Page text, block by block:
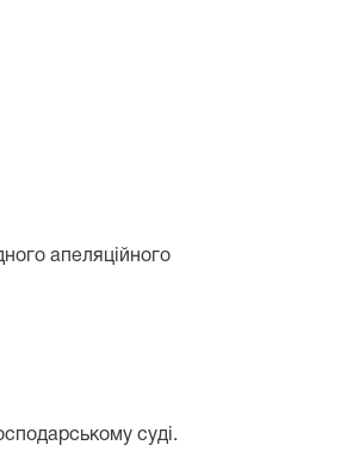
апеляційного
суді.